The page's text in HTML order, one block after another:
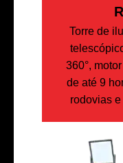
Torre de
360°,
de até 9
rodovias